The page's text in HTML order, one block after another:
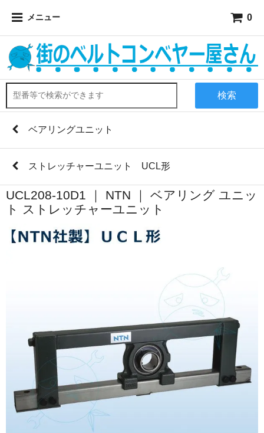
メニュー 0
検索
ベアリングユニット
ストレッチャーユニット UCL形
UCL208-10D1 ｜ NTN ｜ ベアリング ユニッ
ト ストレッチャーユニット